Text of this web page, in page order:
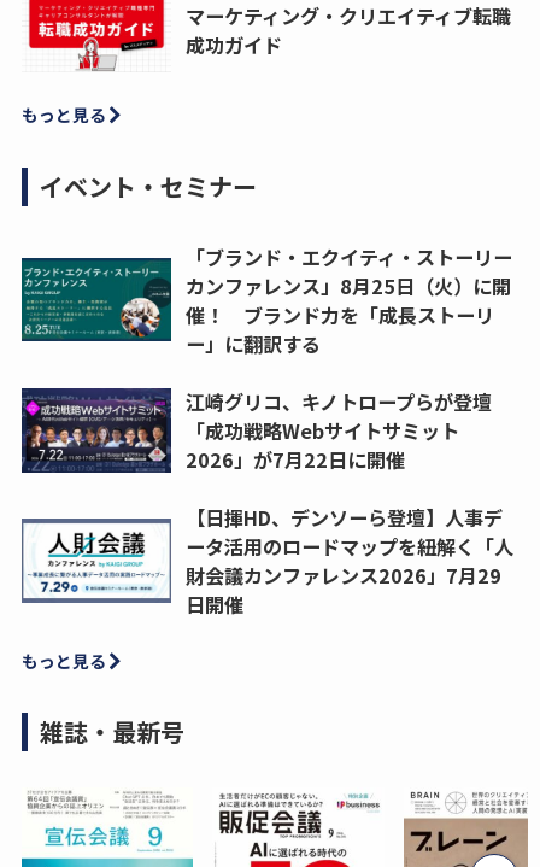
マーケティング・クリエイティブ転職
成功ガイド
もっと見る
イベント・セミナー
「ブランド・エクイティ・ストーリー
カンファレンス」8月25日（火）に開
催！ ブランド力を「成長ストーリ
ー」に翻訳する
江崎グリコ、キノトロープらが登壇
「成功戦略Webサイトサミット
2026」が7月22日に開催
【日揮HD、デンソーら登壇】人事デ
ータ活用のロードマップを紐解く「人
財会議カンファレンス2026」7月29
日開催
もっと見る
雑誌・最新号